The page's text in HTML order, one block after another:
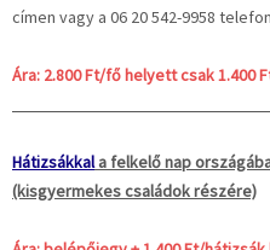
címen vagy a 06 20 542-9958
Ára: 2.800 Ft/fő helyett csak 1.400
Hátizsákkala felkelő nap
(kisgyermekes családok részére)